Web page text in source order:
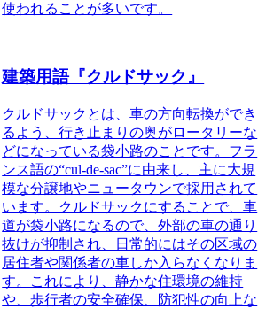
使われることが多いです。
建築用語『クルドサック』
クルドサック とは、車の方向転換ができ
るよう、行き止まりの奥がロータリーな
どになっている袋小路のことです。フラ
ンス語の“cul-de-sac”に由来し、主に大規
模な分譲地やニュータウンで採用されて
います。クルドサックにすることで、車
道が袋小路になるので、外部の車の通り
抜けが抑制され、日常的にはその区域の
居住者や関係者の車しか入らなくなりま
す。これにより、静かな住環境の維持
や、歩行者の安全確保、防犯性の向上な